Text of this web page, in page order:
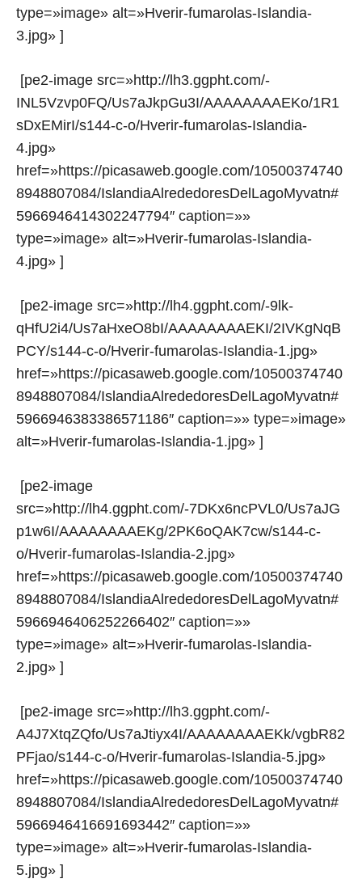
type=»image» alt=»Hverir-fumarolas-Islandia-
3.jpg» ]
[pe2-image src=»http://lh3.ggpht.com/-
INL5Vzvp0FQ/Us7aJkpGu3I/AAAAAAAAEKo/1R1
sDxEMirI/s144-c-o/Hverir-fumarolas-Islandia-
4.jpg»
href=»https://picasaweb.google.com/10500374740
8948807084/IslandiaAlrededoresDelLagoMyvatn#
5966946414302247794″ caption=»»
type=»image» alt=»Hverir-fumarolas-Islandia-
4.jpg» ]
[pe2-image src=»http://lh4.ggpht.com/-9lk-
qHfU2i4/Us7aHxeO8bI/AAAAAAAAEKI/2IVKgNqB
PCY/s144-c-o/Hverir-fumarolas-Islandia-1.jpg»
href=»https://picasaweb.google.com/10500374740
8948807084/IslandiaAlrededoresDelLagoMyvatn#
5966946383386571186″ caption=»» type=»image»
alt=»Hverir-fumarolas-Islandia-1.jpg» ]
[pe2-image
src=»http://lh4.ggpht.com/-7DKx6ncPVL0/Us7aJG
p1w6I/AAAAAAAAEKg/2PK6oQAK7cw/s144-c-
o/Hverir-fumarolas-Islandia-2.jpg»
href=»https://picasaweb.google.com/10500374740
8948807084/IslandiaAlrededoresDelLagoMyvatn#
5966946406252266402″ caption=»»
type=»image» alt=»Hverir-fumarolas-Islandia-
2.jpg» ]
[pe2-image src=»http://lh3.ggpht.com/-
A4J7XtqZQfo/Us7aJtiyx4I/AAAAAAAAEKk/vgbR82
PFjao/s144-c-o/Hverir-fumarolas-Islandia-5.jpg»
href=»https://picasaweb.google.com/10500374740
8948807084/IslandiaAlrededoresDelLagoMyvatn#
5966946416691693442″ caption=»»
type=»image» alt=»Hverir-fumarolas-Islandia-
5.jpg» ]